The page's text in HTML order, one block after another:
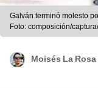
Galván terminó molesto
Foto: composición/
Moisés La Rosa